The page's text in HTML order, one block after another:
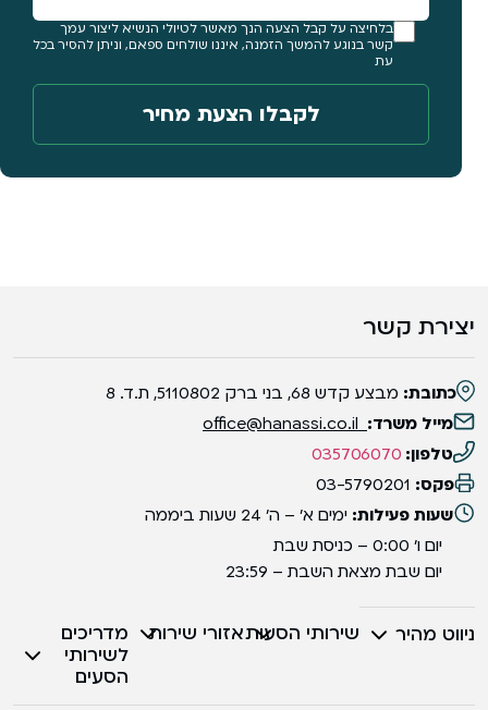
בלחיצה על קבל הצעה הנך מאשר לטיולי הנשיא ליצור עמך
קשר בנוגע להמשך הזמנה, איננו שולחים ספאם, וניתן להסיר בכל
עת
יצירת קשר
כתובת: מבצע קדש 68, בני ברק 5110802, ת.ד. 8
מייל משרד:
טלפון: 035706070
פקס: 03-5790201
שעות פעילות: ימים א' – ה' 24 שעות ביממה
יום ו' 0:00 – כניסת שבת
יום שבת מצאת השבת – 23:59
ניווט מהיר שירותי הסעותאזורי שירות
מדריכים
לשירותי
הסעים